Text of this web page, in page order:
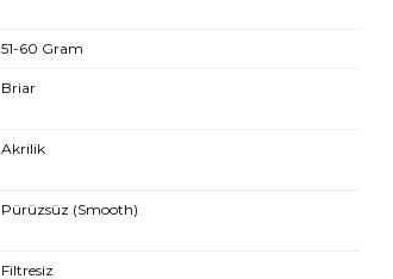
51-60 Gram
Briar
Akrilik
Pürüzsüz (Smooth)
Filtresiz